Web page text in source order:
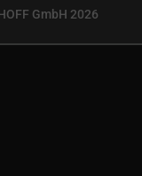
GmbH 2026